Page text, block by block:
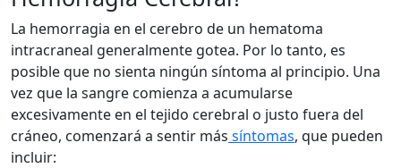
La hemorragia en el cerebro de un hematoma
intracraneal generalmente gotea. Por lo tanto, es
posible que no sienta ningún síntoma al principio. Una
vez que la sangre comienza a acumularse
excesivamente en el tejido cerebral o justo fuera del
cráneo, comenzará a sentir más síntomas, que pueden
incluir: